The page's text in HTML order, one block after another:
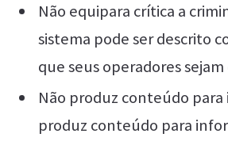
Não equipara crítica a
sistema pode ser descrito
que seus operadores
Não produz conteúdo
produz conteúdo para